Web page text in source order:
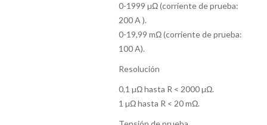
0-1999 µΩ (corriente de prueba:
200 A ).
0-19,99 mΩ (corriente de prueba:
100 A).
Resolución
0,1 µΩ hasta R < 2000 µΩ.
1 µΩ hasta R < 20 mΩ.